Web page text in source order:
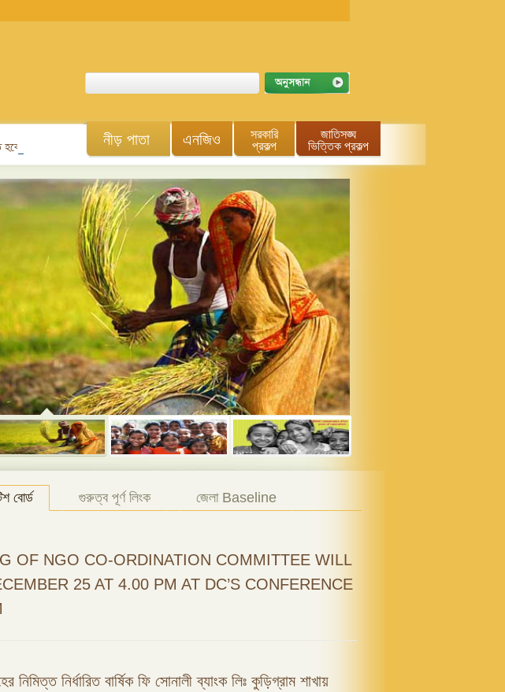
নীড় পাতা এনজিও
সরকারি
প্রকল্প
জাতিসঙ্ঘ
ভিত্তিক প্রকল্প
বোর্ড গুরুত্ব পূর্ণ লিংক জেলা Baseline
OF NGO CO-ORDINATION COMMITTEE WILL
25 AT 4.00 PM AT DC’S CONFERENCE
নিমিত্ত নির্ধারিত বার্ষিক ফি সোনালী ব্যাংক লিঃ কুড়িগ্রাম শাখায়